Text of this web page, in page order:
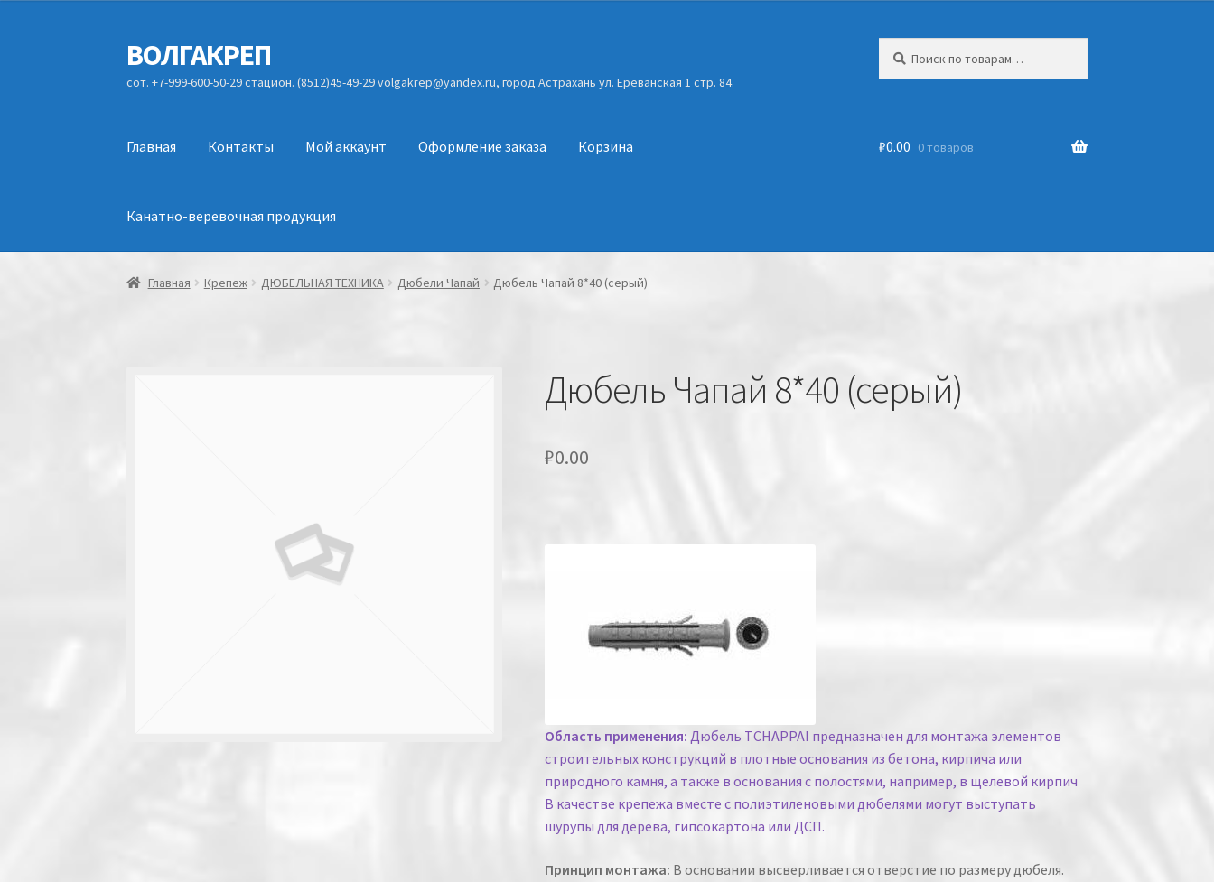
Перейти
к
навигации
Перейти
к
содержимому
ВОЛГАКРЕП
сот. +7-999-600-50-29 стацион. (8512)45-49-29 volgakrep@yandex.ru, город Астрахань ул. Ереванская 1 стр. 84.
Главная Контакты Мой аккаунт Оформление заказа Корзина
Канатно-веревочная продукция
₽0.00 0 товаров
Главная Крепеж ДЮБЕЛЬНАЯ ТЕХНИКА Дюбели Чапай Дюбель Чапай 8*40 (серый)
Дюбель Чапай 8*40 (серый)
₽0.00
Область применения: Дюбель TCHAPPAI предназначен для монтажа элементов
строительных конструкций в плотные основания из бетона, кирпича или
природного камня, а также в основания с полостями, например, в щелевой кирпич
В качестве крепежа вместе с полиэтиленовыми дюбелями могут выступать
шурупы для дерева, гипсокартона или ДСП.
Принцип монтажа: В основании высверливается отверстие по размеру дюбеля.